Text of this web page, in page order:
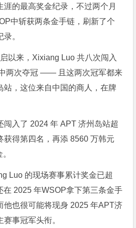
涯的最高奖金纪录，不过两个月
中斩获两条金手链，刷新了个
。
以来，Xixiang Luo 共八次闯入
两次夺冠 —— 且这两次冠军都来
站，这位来自中国的商人，在牌
闯入了 2024 年 APT 济州岛站超
获得第四名，再添 8560 万韩元
Luo 的现场赛事累计奖金已超
在 2025 年WSOP拿下第三条金手
他也很可能将现身 2025 年APT济
事冠军头衔。